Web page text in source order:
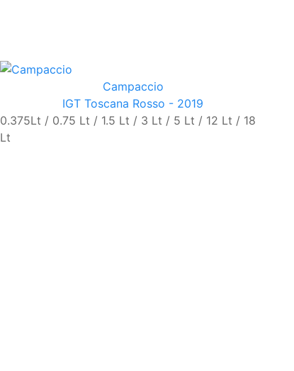
Campaccio
IGT Toscana Rosso - 2019
0.375Lt / 0.75 Lt / 1.5 Lt / 3 Lt / 5 Lt / 12 Lt / 18
Lt